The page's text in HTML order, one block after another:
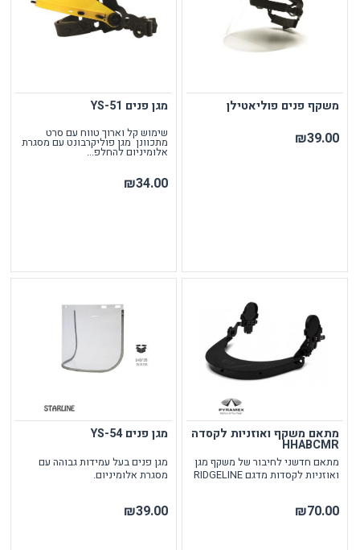
משקף פנים פוליאטילן
₪39.00
מגן פנים YS-51
שימוש קל וארוך טווח עם סרט
מתכוונן מגן פוליקרבונט עם מסגרת
אלומיניום להחלפ...
₪34.00
מתאם משקף ואוזניות לקסדה
HHABCMR
מתאם חדשני לחיבור של משקף מגן
ואוזניות לקסדות מדגם RIDGELINE
₪70.00
מגן פנים YS-54
מגן פנים בעל עמידות גבוהה עם
מסגרת אלומיניום.
₪39.00